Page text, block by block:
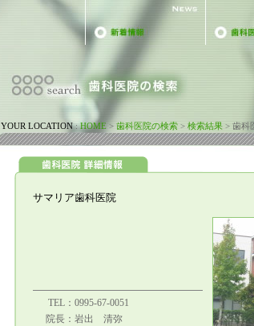
YOUR LOCATION:HOME > 歯科医院の検索 > 検索結果 > 歯科
サマリア歯科医院
TEL：0995-67-0051
院長：岩出 清弥